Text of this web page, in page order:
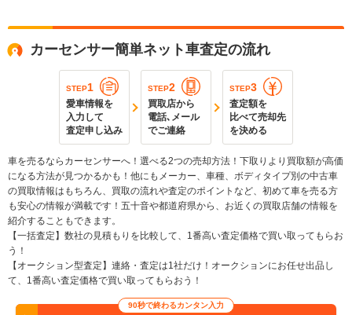
カーセンサー簡単ネット車査定の流れ
STEP1
愛車情報を
入力して
査定申し込み
STEP2
買取店から
電話､メール
でご連絡
STEP3
査定額を
比べて売却先
を決める
車を売るならカーセンサーへ！選べる2つの売却方法！下取りより買取額が高価
になる方法が見つかるかも！他にもメーカー、車種、ボディタイプ別の中古車
の買取情報はもちろん、買取の流れや査定のポイントなど、初めて車を売る方
も安心の情報が満載です！五十音や都道府県から、お近くの買取店舗の情報を
紹介することもできます。
【一括査定】数社の見積もりを比較して、1番高い査定価格で買い取ってもらお
う！
【オークション型査定】連絡・査定は1社だけ！オークションにお任せ出品し
て、1番高い査定価格で買い取ってもらおう！
90秒で終わるカンタン入力